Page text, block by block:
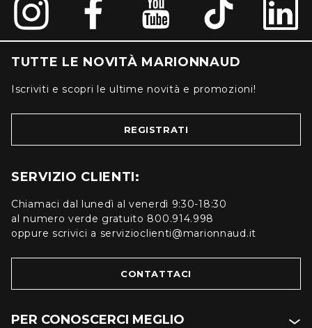
TUTTE LE NOVITÀ MARIONNAUD
Iscriviti e scopri le ultime novità e promozioni!
REGISTRATI
SERVIZIO CLIENTI:
Chiamaci dal lunedì al venerdì 9:30-18:30
al numero verde gratuito 800.914.998
oppure scrivici a servizioclienti@marionnaud.it
CONTATTACI
PER CONOSCERCI MEGLIO